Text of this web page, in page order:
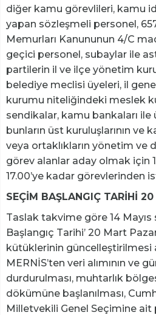
diğer kamu görevlileri, kamu
yapan sözleşmeli personel,
Memurları Kanununun 4/C
geçici personel, subaylar ile
partilerin il ve ilçe yönetim
belediye meclisi üyeleri, il
kurumu niteliğindeki meslek
sendikalar, kamu bankaları
bunların üst kuruluşlarının ve
veya ortaklıkların yönetim ve
görev alanlar aday olmak için
17.00’ye kadar görevlerinden
SEÇİM BAŞLANGIÇ TARİHİ
Taslak takvime göre 14 Mayıs
Başlangıç Tarihi’ 20 Mart
kütüklerinin güncelleştirilmesi
MERNİS’ten veri alımının ve
durdurulması, muhtarlık
dökümüne başlanılması,
Milletvekili Genel Seçimine